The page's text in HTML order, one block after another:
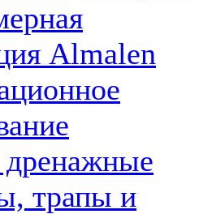
Almalen
трапы и